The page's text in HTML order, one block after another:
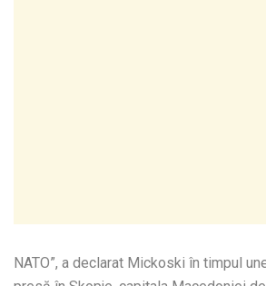
NATO”, a declarat Mickoski în timpul